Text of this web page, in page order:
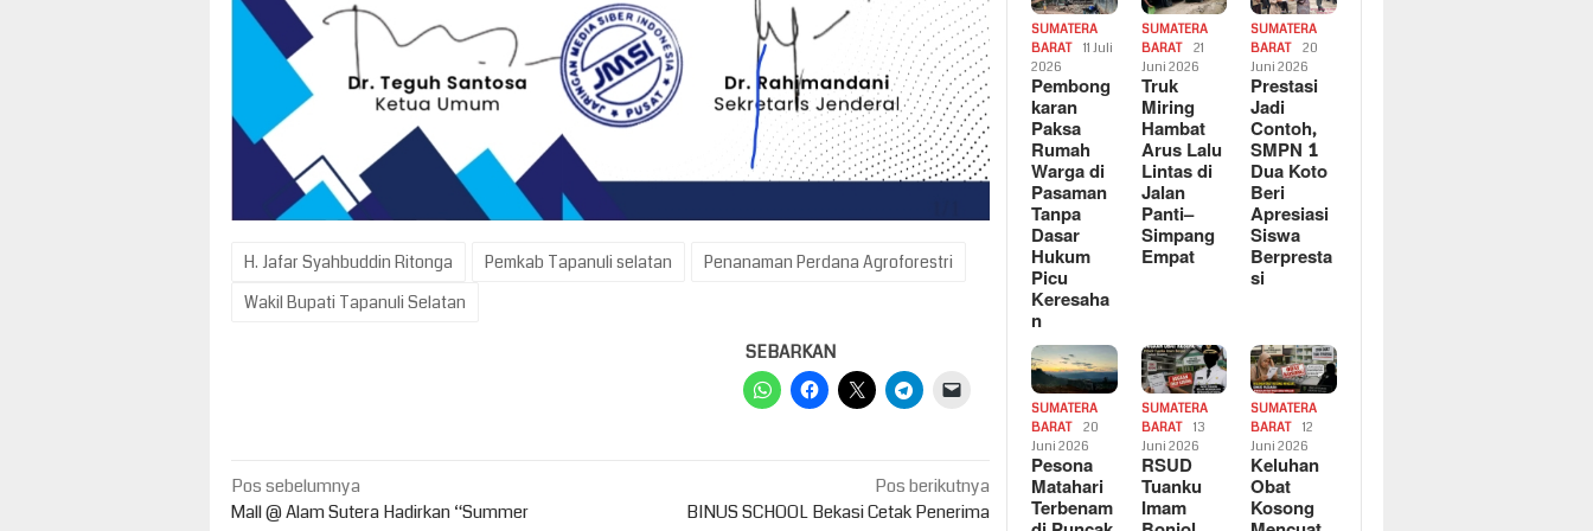
H. Jafar Syahbuddin Ritonga Pemkab Tapanuli selatan
Penanaman Perdana Agroforestri
Wakil Bupati Tapanuli Selatan
SEBARKAN
Navigasi
Pos sebelumnya
Mall @ Alam Sutera Hadirkan “Summer
Pos berikutnya
BINUS SCHOOL Bekasi Cetak Penerima
SUMATERA
BARAT
11 Juli
2026
Pembong
karan
Paksa
Rumah
Warga di
Pasaman
Tanpa
Dasar
Hukum
Picu
Keresaha
n
SUMATERA
BARAT
21
Juni 2026
Truk
Miring
Hambat
Arus Lalu
Lintas di
Jalan
Panti–
Simpang
Empat
SUMATERA
BARAT
20
Juni 2026
Prestasi
Jadi
Contoh,
SMPN 1
Dua Koto
Beri
Apresiasi
Siswa
Berpresta
si
SUMATERA
BARAT
20
Juni 2026
Pesona
Matahari
Terbenam
SUMATERA
BARAT
13
Juni 2026
RSUD
Tuanku
Imam
SUMATERA
BARAT
12
Juni 2026
Keluhan
Obat
Kosong